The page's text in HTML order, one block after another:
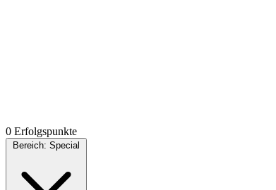
0 Erfolgspunkte
Bereich: Special